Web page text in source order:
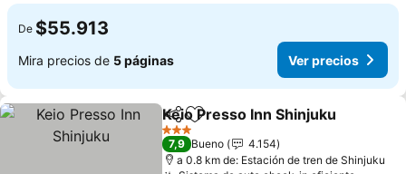
De $55.913
Mira precios de 5 páginas Ver precios
CompartirAgregar a favoritos
Keio Presso Inn Shinjuku
3 Estrellas
7,9 Bueno
4.154
a 0.8 km de: Estación de tren de Shinjuku